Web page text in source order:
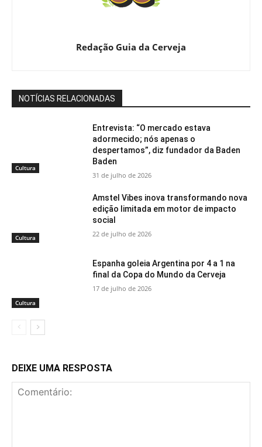
Redação Guia da Cerveja
NOTÍCIAS RELACIONADAS
Cultura
Entrevista: “O mercado estava
adormecido; nós apenas o
despertamos”, diz fundador da Baden
Baden
31 de julho de 2026
Cultura
Amstel Vibes inova transformando nova
edição limitada em motor de impacto
social
22 de julho de 2026
Cultura
Espanha goleia Argentina por 4 a 1 na
final da Copa do Mundo da Cerveja
17 de julho de 2026
DEIXE UMA RESPOSTA